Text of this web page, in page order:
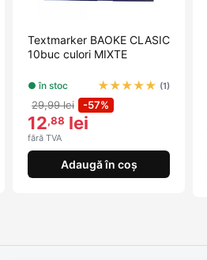
Textmarker BAOKE CLASIC
10buc culori MIXTE
● în stoc ★★★★★ (1)
29,99 lei -57%
12,88 lei
fără TVA
Adaugă în coș